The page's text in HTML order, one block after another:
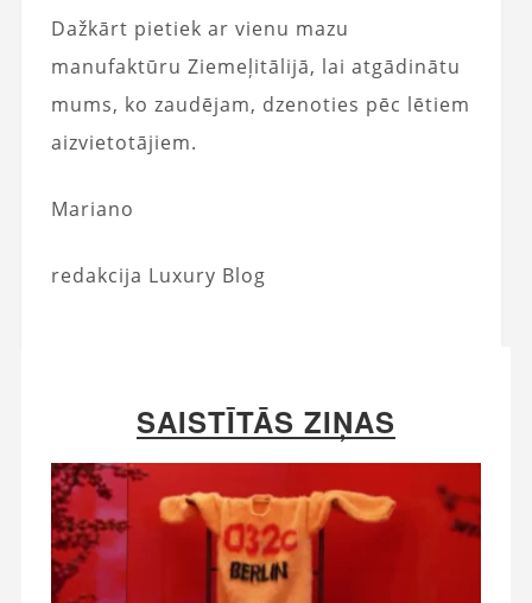
Dažkārt pietiek ar vienu mazu
manufaktūru Ziemeļitālijā, lai atgādinātu
mums, ko zaudējam, dzenoties pēc lētiem
aizvietotājiem.
Mariano
redakcija Luxury Blog
SAISTĪTĀS ZIŅAS